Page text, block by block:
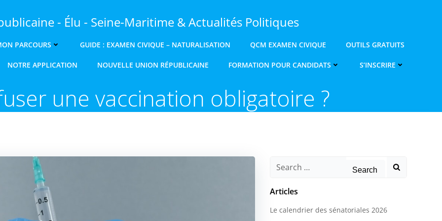
- Élu - Seine-Maritime & Actualités Politiques
PARCOURS GUIDE : EXAMEN CIVIQUE – NATURALISATION QCM EXAMEN CIVIQUE OUTILS GRATUITS
NOTRE APPLICATION NOUVELLE UNION RÉPUBLICAINE FORMATION POUR CANDIDATS S’INSCRIRE
une vaccination obligatoire ?
for:
Articles
Le calendrier des sénatoriales 2026